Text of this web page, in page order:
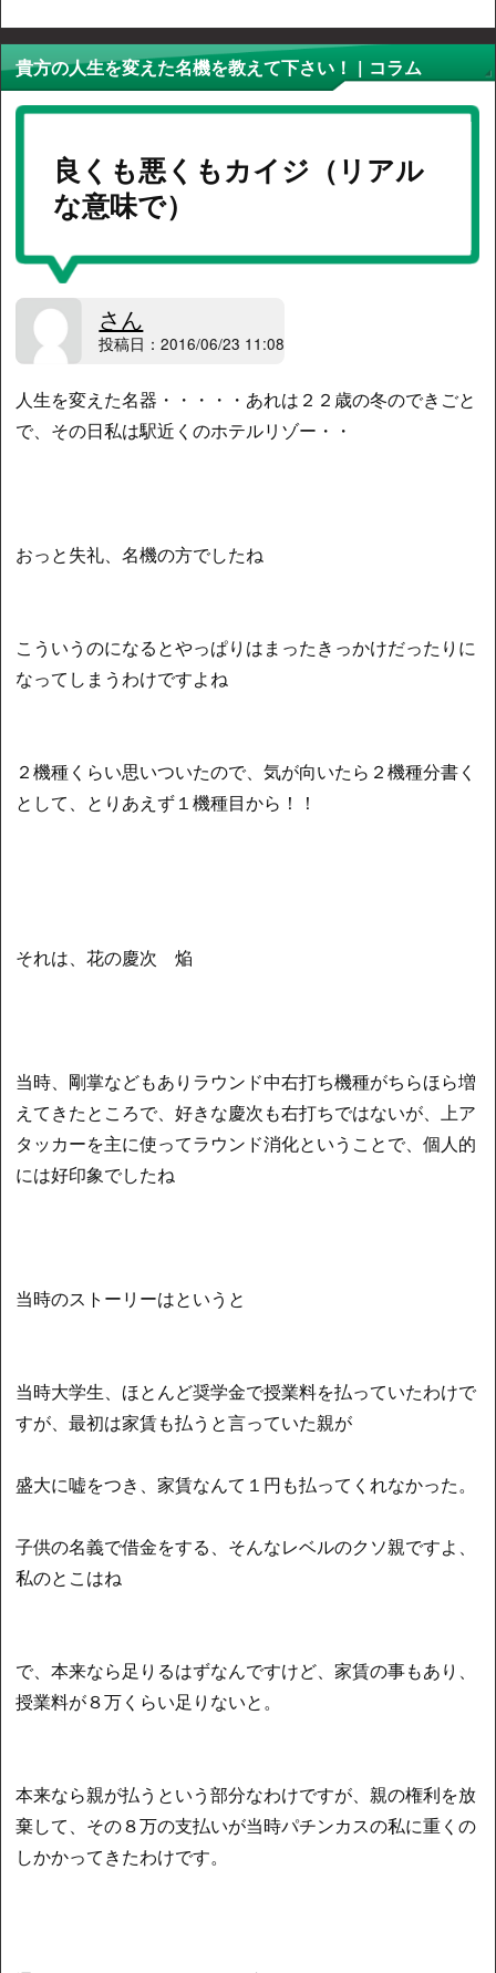
貴方の人生を変えた名機を教えて下さい！ | コラム
良くも悪くもカイジ（リアル
な意味で）
さん
投稿日：2016/06/23 11:08
人生を変えた名器・・・・・あれは２２歳の冬のできごと
で、その日私は駅近くのホテルリゾー・・
おっと失礼、名機の方でしたね
こういうのになるとやっぱりはまったきっかけだったりに
なってしまうわけですよね
２機種くらい思いついたので、気が向いたら２機種分書く
として、とりあえず１機種目から！！
それは、花の慶次 焔
当時、剛掌などもありラウンド中右打ち機種がちらほら増
えてきたところで、好きな慶次も右打ちではないが、上ア
タッカーを主に使ってラウンド消化ということで、個人的
には好印象でしたね
当時のストーリーはというと
当時大学生、ほとんど奨学金で授業料を払っていたわけで
すが、最初は家賃も払うと言っていた親が
盛大に嘘をつき、家賃なんて１円も払ってくれなかった。
子供の名義で借金をする、そんなレベルのクソ親ですよ、
私のとこはね
で、本来なら足りるはずなんですけど、家賃の事もあり、
授業料が８万くらい足りないと。
本来なら親が払うという部分なわけですが、親の権利を放
棄して、その８万の支払いが当時パチンカスの私に重くの
しかかってきたわけです。